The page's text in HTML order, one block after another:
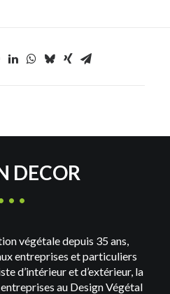
DECOR
végétale depuis 35 ans,
entreprises et particuliers
d’intérieur et d’extérieur, la
au Design Végétal